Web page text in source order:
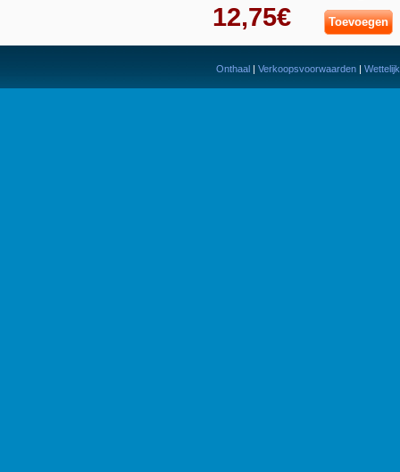
12,75€ Toevoegen
Onthaal Verkoopsvoorwaarden